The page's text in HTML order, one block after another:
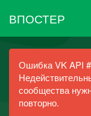
ВПОСТЕР
Ошибка VK API
сообщества
повторно.